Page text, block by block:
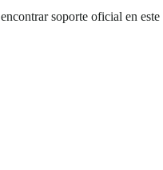
soporte oficial en este